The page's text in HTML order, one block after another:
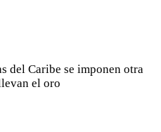
del Caribe se imponen otra
el oro